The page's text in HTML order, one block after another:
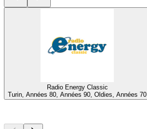
Radio Energy Classic
Turin, Années 80, Années 90, Oldies, Années 70